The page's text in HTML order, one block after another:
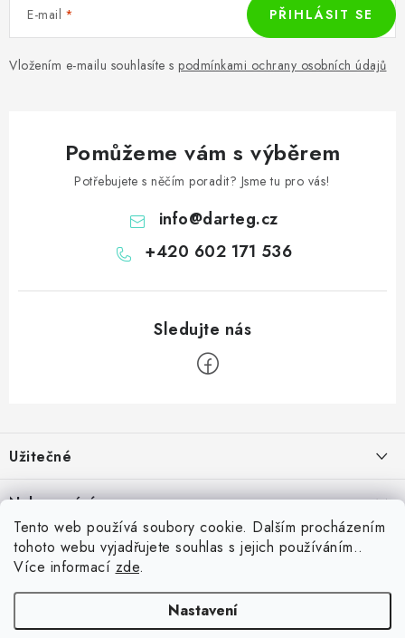
Tento web používá soubory cookie. Dalším procházením
tohoto webu vyjadřujete souhlas s jejich používáním..
Více informací zde.
Nastavení
E-mail
Vložením e-mailu souhlasíte s podmínkami ochrany osobních údajů
PŘIHLÁSIT SE
Pomůžeme vám s výběrem
Potřebujete s něčím poradit? Jsme tu pro vás!
info@darteg.cz
+420 602 171 536
p
a
Užitečné
Kontakt
Věrnostní program
Inspirujte se zákazníky
Blog
Nakupování
Jak nakupovat
Vrácení zboží
Blog
5.5.2026
darteg.sk